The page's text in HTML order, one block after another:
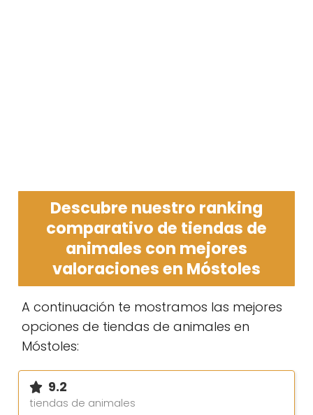
Descubre nuestro ranking
comparativo de tiendas de
animales con mejores
valoraciones en Móstoles
A continuación te mostramos las mejores
opciones de tiendas de animales en
Móstoles:
9.2
tiendas de animales